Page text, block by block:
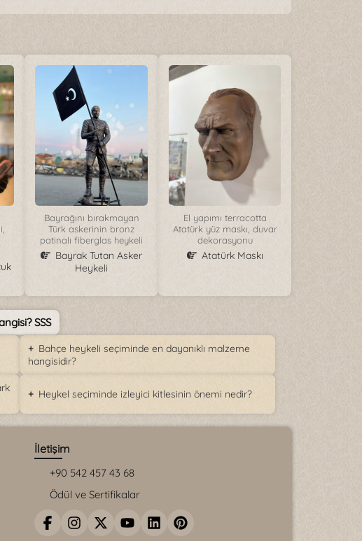
Bayrağını bırakmayan
Türk askerinin bronz
patinalı fiberglas heykeli
Bayrak Tutan Asker
Heykeli
El yapımı terracotta
Atatürk yüz maskı, duvar
dekorasyonu
Atatürk Maskı
SSS
Bahçe heykeli seçiminde en dayanıklı malzeme
hangisidir?
Heykel seçiminde izleyici kitlesinin önemi nedir?
İletişim
+90 542 457 43 68
Ödül ve Sertifikalar